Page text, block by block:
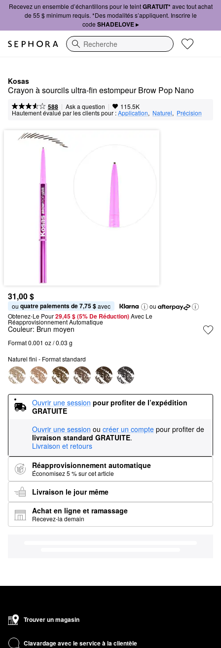
Recevez un ensemble d’échantillons pour le teintGRATUIT*avec tout achat
de 55 $ minimum requis. *Des modalités s’appliquent. Inscrire le
code SHADELOVE ▸
Recherche
Kosas
Crayon à sourcils ultra-fin estompeur Brow Pop Nano
588 | Ask a question | 115.5K
Hautement évalué par les clients pour :Application, Naturel, Précision
31,00 $
ou quatre paiements de 7,75 $ avec
ou
Obtenez-Le Pour29,45 $ (5% De Réduction) Avec Le
Réapprovisionnement Automatique
Couleur: Brun moyen
Format 0.001 oz / 0.03 g
Naturel fini - Format standard
Ouvrir une session pour profiter de l’expédition
GRATUITE
Ouvrir une session ou créer un compte pour profiter de
livraison standard GRATUITE.
Livraison et retours
Réapprovisionnement automatique
Économisez 5 % sur cet article
Livraison le jour même
Achat en ligne et ramassage
Recevez-la demain
Trouver un magasin
Clavardage avec le service à la clientèle